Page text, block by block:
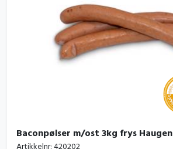
Baconpølser m/ost 3kg frys Haugen